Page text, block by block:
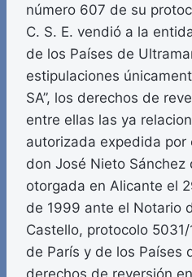
número 607 de su
C. S. E. vendió a la
de los Países de
estipulaciones
SA”, los derechos de
entre ellas las ya
autorizada expedida
don José Nieto Sánchez
otorgada en Alicante el
de 1999 ante el Notario
Castello, protocolo
de París y de los Países